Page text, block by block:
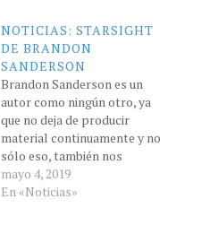
NOTICIAS: STARSIGHT
DE BRANDON
SANDERSON
Brandon Sanderson es un
autor como ningún otro, ya
que no deja de producir
material continuamente y no
sólo eso, también nos
mantiene informados de sus
progresos regularmente
mayo 4, 2019
En «Noticias»